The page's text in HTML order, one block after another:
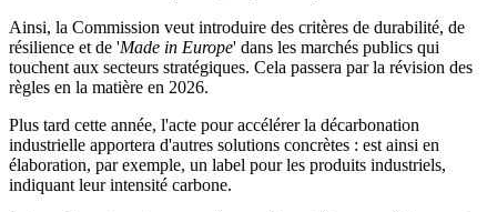
Ainsi, la Commission veut introduire des critères de durabilité, de
résilience et de 'Made in Europe' dans les marchés publics qui
touchent aux secteurs stratégiques. Cela passera par la révision des
règles en la matière en 2026.
Plus tard cette année, l'acte pour accélérer la décarbonation
industrielle apportera d'autres solutions concrètes : est ainsi en
élaboration, par exemple, un label pour les produits industriels,
indiquant leur intensité carbone.